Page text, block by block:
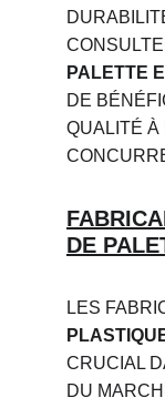
PALETTE
DE
QUALITÉ À
DE
LES
CRUCIAL
DU